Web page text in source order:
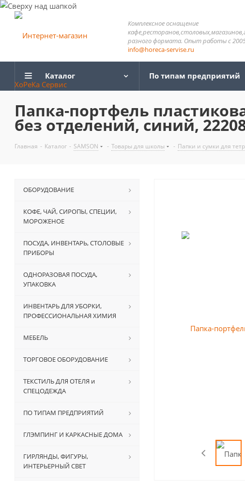
Комплексное оснащение
разного формата. Опыт работы с
info@horeca-servise.ru
Каталог По типам предприятий
Папка-портфель
без отделений, синий,
Главная - Каталог - SAMSON - Товары для школы - Папки и сумки для
ОБОРУДОВАНИЕ
КОФЕ, ЧАЙ, СИРОПЫ, СПЕЦИИ,
МОРОЖЕНОЕ
ПОСУДА, ИНВЕНТАРЬ, СТОЛОВЫЕ
ПРИБОРЫ
ОДНОРАЗОВАЯ ПОСУДА,
УПАКОВКА
ИНВЕНТАРЬ ДЛЯ УБОРКИ,
ПРОФЕССИОНАЛЬНАЯ ХИМИЯ
МЕБЕЛЬ
ТОРГОВОЕ ОБОРУДОВАНИЕ
ТЕКСТИЛЬ ДЛЯ ОТЕЛЯ и
СПЕЦОДЕЖДА
ПО ТИПАМ ПРЕДПРИЯТИЙ
ГЛЭМПИНГ И КАРКАСНЫЕ ДОМА
ГИРЛЯНДЫ, ФИГУРЫ,
ИНТЕРЬЕРНЫЙ СВЕТ